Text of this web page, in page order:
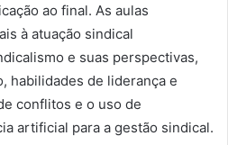
ao final. As aulas
à atuação sindical
e suas perspectivas,
habilidades de liderança e
conflitos e o uso de
artificial para a gestão sindical.